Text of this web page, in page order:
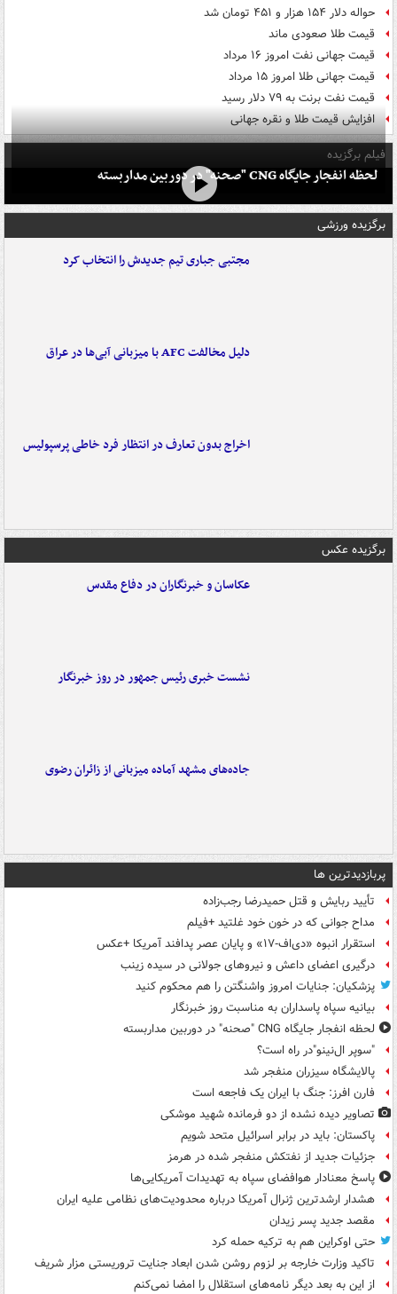
حواله دلار ۱۵۴ هزار و ۴۵۱ تومان شد
قیمت طلا صعودی ماند
قیمت جهانی نفت امروز ۱۶ مرداد
قیمت جهانی طلا امروز ۱۵ مرداد
قیمت نفت برنت به ۷۹ دلار رسید
افزایش قیمت طلا و نقره جهانی
فیلم برگزیده
لحظه انفجار جایگاه CNG "صحنه" در دوربین مداربسته
برگزیده ورزشی
مجتبی جباری تیم جدیدش را انتخاب کرد
دلیل مخالفت AFC با میزبانی آبی‌ها در عراق
اخراج بدون تعارف در انتظار فرد خاطی پرسپولیس
برگزیده عکس
عکاسان و خبرنگاران در دفاع مقدس
نشست خبری رئیس جمهور در روز خبرنگار
جاده‌های مشهد آماده میزبانی از زائران رضوی
پربازدیدترین ها
تأیید ربایش و قتل حمیدرضا رجب‌زاده
مداح جوانی که در خون خود غلتید +فیلم
استقرار انبوه «دی‌اف‑۱۷» و پایان عصر پدافند آمریکا +عکس
درگیری اعضای داعش و نیروهای جولانی در سیده زینب
پزشکیان: جنایات امروز واشنگتن را هم محکوم کنید
بیانیه سپاه پاسداران به مناسبت روز خبرنگار
لحظه انفجار جایگاه CNG "صحنه" در دوربین مداربسته
"سوپر ال‌نینو"در راه است؟
پالایشگاه سیزران منفجر شد
فارن افرز: جنگ با ایران یک فاجعه است
تصاویر دیده‌ نشده از دو فرمانده شهید موشکی
پاکستان: باید در برابر اسرائیل متحد شویم
جزئیات جدید از نفتکش منفجر شده در هرمز
پاسخ معنادار هوافضای سپاه به تهدیدات آمریکایی‌ها
هشدار ارشدترین ژنرال آمریکا درباره محدودیت‌های نظامی علیه ایران
مقصد جدید پسر زیدان
حتی اوکراین هم به ترکیه حمله کرد
تاکید وزارت خارجه بر لزوم روشن شدن ابعاد جنایت تروریستی مزار شریف
از این به بعد دیگر نامه‌های استقلال را امضا نمی‌کنم